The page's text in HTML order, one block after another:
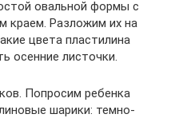
овальной формы с
краем. Разложим их на
цвета пластилина
осенние листочки.
Попросим ребенка
шарики: темно-